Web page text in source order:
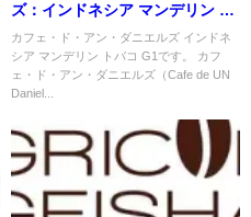
ズ：インドネシア マンデリン ト
バコ G1
カフェ・ド・アン・ダニエルズ インドネ
シア マンデリン トバコ G1です。 カフ
ェ・ド・アン・ダニエルズ（Cafe de UN
Daniel...